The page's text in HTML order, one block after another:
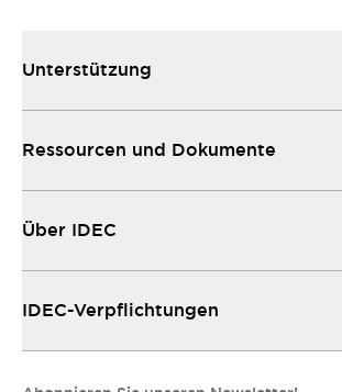
Unterstützung
Ressourcen und Dokumente
Über IDEC
IDEC-Verpflichtungen